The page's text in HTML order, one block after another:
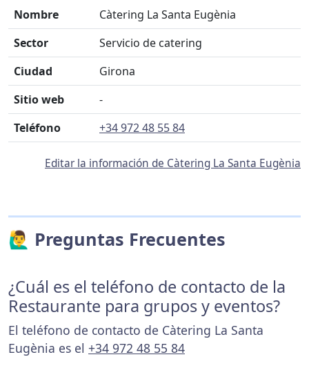
Nombre
Càtering La Santa Eugènia
Sector
Servicio de catering
Ciudad
Girona
Sitio web
-
Teléfono
+34 972 48 55 84
Editar la información de Càtering La Santa Eugènia
🙋‍♂️ Preguntas Frecuentes
¿Cuál es el teléfono de contacto de la
Restaurante para grupos y eventos?
El teléfono de contacto de Càtering La Santa
Eugènia es el +34 972 48 55 84